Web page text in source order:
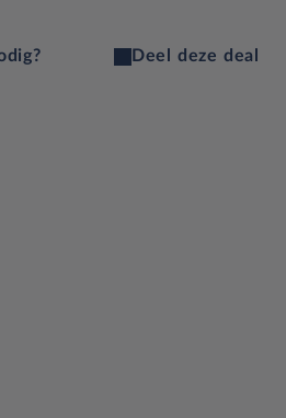
Deel deze deal